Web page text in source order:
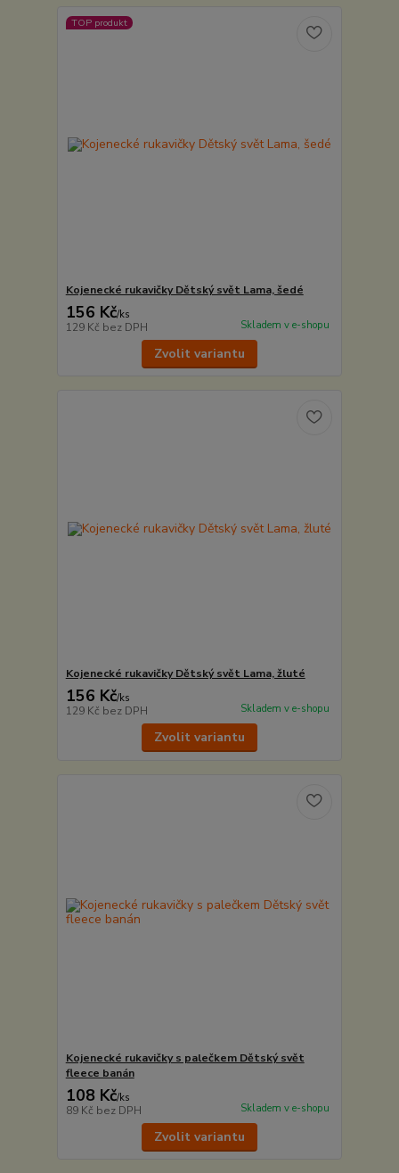
TOP produkt
Kojenecké rukavičky Dětský svět Lama, šedé
156 Kč/ks
129 Kč bez DPH Skladem v e-shopu
Zvolit variantu
Kojenecké rukavičky Dětský svět Lama, žluté
156 Kč/ks
129 Kč bez DPH Skladem v e-shopu
Zvolit variantu
Kojenecké rukavičky s palečkem Dětský svět
fleece banán
108 Kč/ks
89 Kč bez DPH Skladem v e-shopu
Zvolit variantu